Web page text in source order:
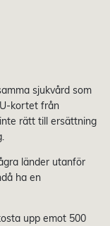
sjukvård som
kortet från
rätt till ersättning
länder utanför
ha en
upp emot 500